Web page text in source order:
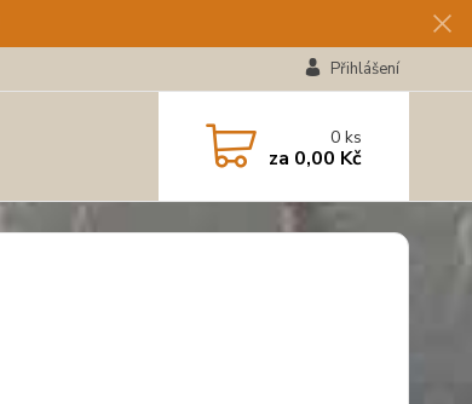
Přihlášení
0ks
za 0,00 Kč